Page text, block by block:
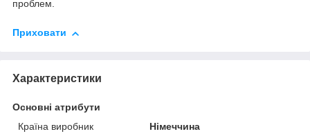
проблем.
Приховати
Характеристики
Основні атрибути
Країна виробник
Німеччина